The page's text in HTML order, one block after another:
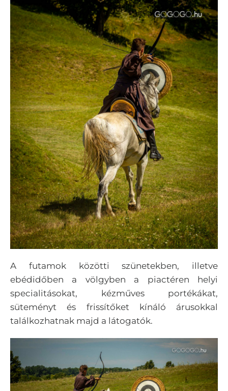
A futamok közötti szünetekben, illetve
ebédidőben a völgyben a piactéren helyi
specialitásokat, kézműves portékákat,
süteményt és frissítőket kínáló árusokkal
találkozhatnak majd a látogatók.